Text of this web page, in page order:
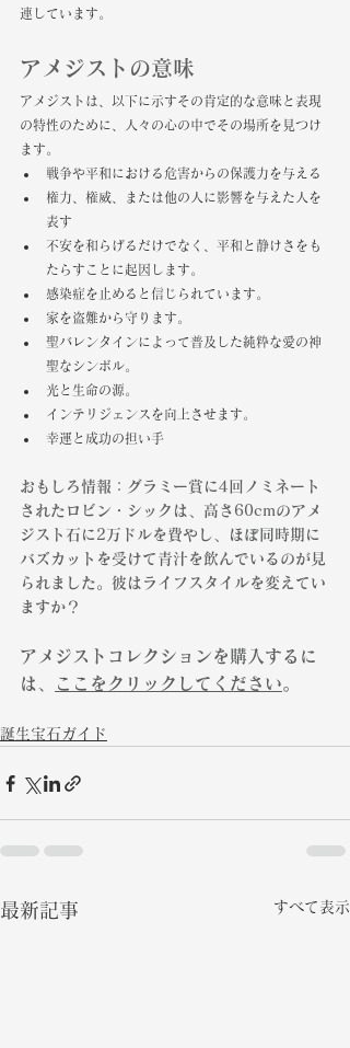
連しています。
アメジストの意味
アメジストは、以下に示すその肯定的な意味と表現
の特性のために、人々の心の中でその場所を見つけ
ます。
戦争や平和における危害からの保護力を与える
権力、権威、または他の人に影響を与えた人を
表す
不安を和らげるだけでなく、平和と静けさをも
たらすことに起因します。
感染症を止めると信じられています。
家を盗難から守ります。
聖バレンタインによって普及した純粋な愛の神
聖なシンボル。
光と生命の源。
インテリジェンスを向上させます。
幸運と成功の担い手
おもしろ情報：グラミー賞に4回ノミネート
されたロビン・シックは、高さ60cmのアメ
ジスト石に2万ドルを費やし、ほぼ同時期に
バズカットを受けて青汁を飲んでいるのが見
られました。彼はライフスタイルを変えてい
ますか？
アメジストコレクションを購入するに
は、
ここをクリックしてください。
誕生宝石ガイド
最新記事 すべて表示